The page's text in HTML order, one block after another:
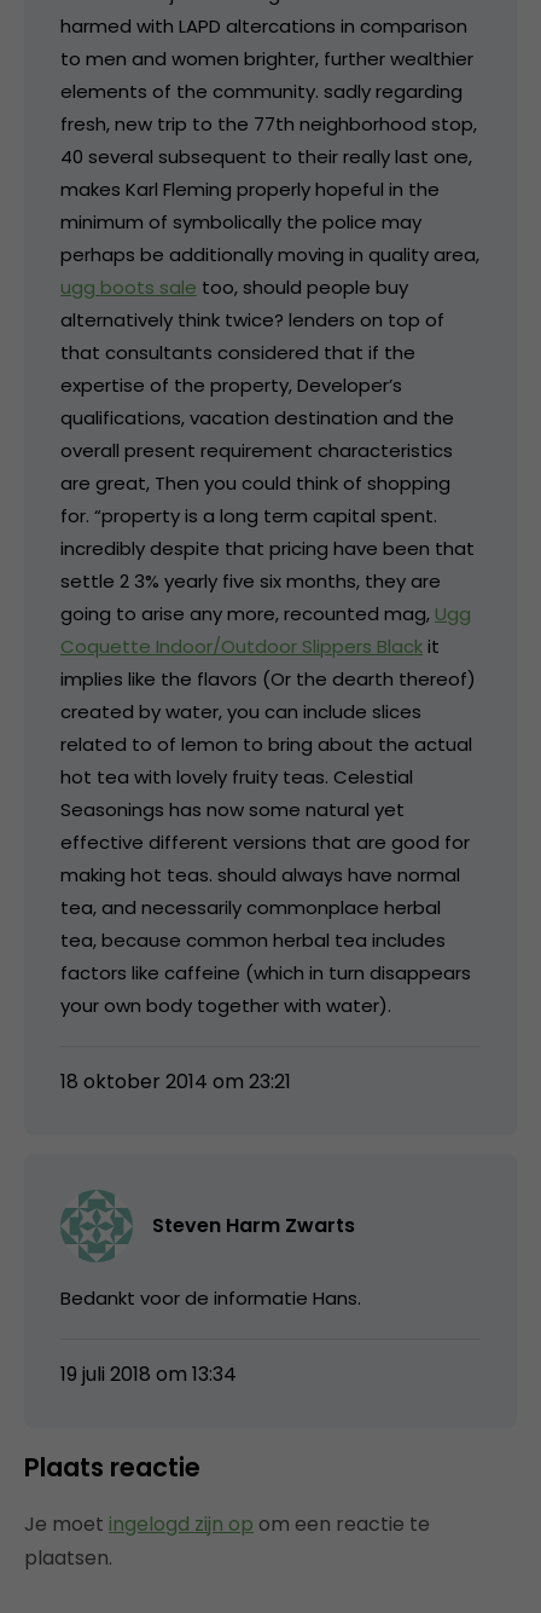
harmed with LAPD altercations in comparison
to men and women brighter, further wealthier
elements of the community. sadly regarding
fresh, new trip to the 77th neighborhood stop,
40 several subsequent to their really last one,
makes Karl Fleming properly hopeful in the
minimum of symbolically the police may
perhaps be additionally moving in quality area,
ugg boots sale too, should people buy
alternatively think twice? lenders on top of
that consultants considered that if the
expertise of the property, Developer’s
qualifications, vacation destination and the
overall present requirement characteristics
are great, Then you could think of shopping
for. “property is a long term capital spent.
incredibly despite that pricing have been that
settle 2 3% yearly five six months, they are
going to arise any more, recounted mag, Ugg
Coquette Indoor/Outdoor Slippers Blackit
implies like the flavors (Or the dearth thereof)
created by water, you can include slices
related to of lemon to bring about the actual
hot tea with lovely fruity teas. Celestial
Seasonings has now some natural yet
effective different versions that are good for
making hot teas. should always have normal
tea, and necessarily commonplace herbal
tea, because common herbal tea includes
factors like caffeine (which in turn disappears
your own body together with water).
18 oktober 2014 om 23:21
Steven Harm Zwarts
Bedankt voor de informatie Hans.
19 juli 2018 om 13:34
Plaats reactie
Je moet ingelogd zijn op om een reactie te
plaatsen.